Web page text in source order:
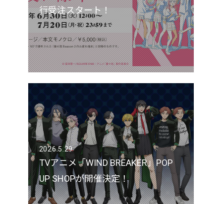
行受注スタート！
2026.5.29
TVアニメ「WIND BREAKER」POP
UP SHOPが開催決定！